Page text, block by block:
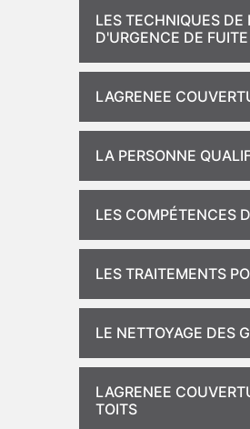
LES TECHNIQUES DE
D'URGENCE DE
LAGRENEE
LA PERSONNE
LES COMPÉTENCES
LES TRAITEMENTS
LE NETTOYAGE DES
LAGRENEE
TOITS